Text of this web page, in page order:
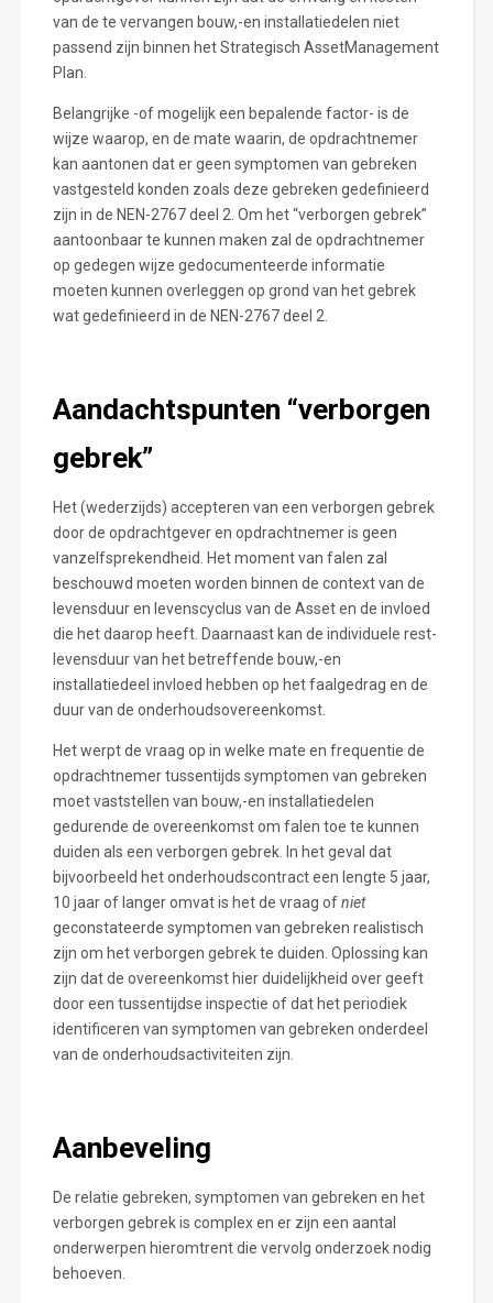
van de te vervangen bouw,-en installatiedelen niet
passend zijn binnen het Strategisch AssetManagement
Plan.
Belangrijke -of mogelijk een bepalende factor- is de
wijze waarop, en de mate waarin, de opdrachtnemer
kan aantonen dat er geen symptomen van gebreken
vastgesteld konden zoals deze gebreken gedefinieerd
zijn in de NEN-2767 deel 2. Om het “verborgen gebrek”
aantoonbaar te kunnen maken zal de opdrachtnemer
op gedegen wijze gedocumenteerde informatie
moeten kunnen overleggen op grond van het gebrek
wat gedefinieerd in de NEN-2767 deel 2.
Aandachtspunten “verborgen
gebrek”
Het (wederzijds) accepteren van een verborgen gebrek
door de opdrachtgever en opdrachtnemer is geen
vanzelfsprekendheid. Het moment van falen zal
beschouwd moeten worden binnen de context van de
levensduur en levenscyclus van de Asset en de invloed
die het daarop heeft. Daarnaast kan de individuele rest-
levensduur van het betreffende bouw,-en
installatiedeel invloed hebben op het faalgedrag en de
duur van de onderhoudsovereenkomst.
Het werpt de vraag op in welke mate en frequentie de
opdrachtnemer tussentijds symptomen van gebreken
moet vaststellen van bouw,-en installatiedelen
gedurende de overeenkomst om falen toe te kunnen
duiden als een verborgen gebrek. In het geval dat
bijvoorbeeld het onderhoudscontract een lengte 5 jaar,
10 jaar of langer omvat is het de vraag ofniet
geconstateerde symptomen van gebreken realistisch
zijn om het verborgen gebrek te duiden. Oplossing kan
zijn dat de overeenkomst hier duidelijkheid over geeft
door een tussentijdse inspectie of dat het periodiek
identificeren van symptomen van gebreken onderdeel
van de onderhoudsactiviteiten zijn.
Aanbeveling
De relatie gebreken, symptomen van gebreken en het
verborgen gebrek is complex en er zijn een aantal
onderwerpen hieromtrent die vervolg onderzoek nodig
behoeven.